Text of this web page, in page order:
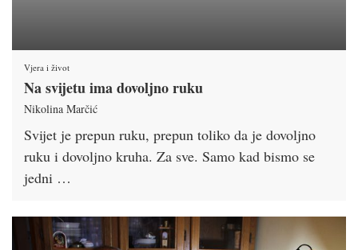
Vjera i život
Na svijetu ima dovoljno ruku
Nikolina Marčić
Svijet je prepun ruku, prepun toliko da je dovoljno
ruku i dovoljno kruha. Za sve. Samo kad bismo se
jedni …